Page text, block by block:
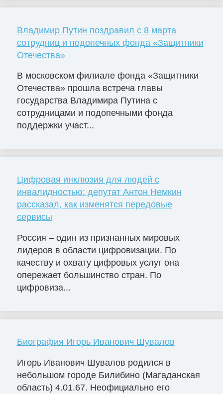
Владимир Путин поздравил с 8 марта
сотрудниц и подопечных фонда «Защитники
Отечества»
В московском филиале фонда «Защитники
Отечества» прошла встреча главы
государства Владимира Путина с
сотрудницами и подопечными фонда
поддержки участ...
Цифровая инклюзия для людей с
инвалидностью: депутат Антон Немкин
рассказал, как изменятся передовые
сервисы
Россия – один из признанных мировых
лидеров в области цифровизации. По
качеству и охвату цифровых услуг она
опережает большинство стран. По
цифровиза...
Биография Игорь Иванович Шувалов
Игорь Иванович Шувалов родился в
небольшом городе Билибино (Магаданская
область) 4.01.67. Неофициально его